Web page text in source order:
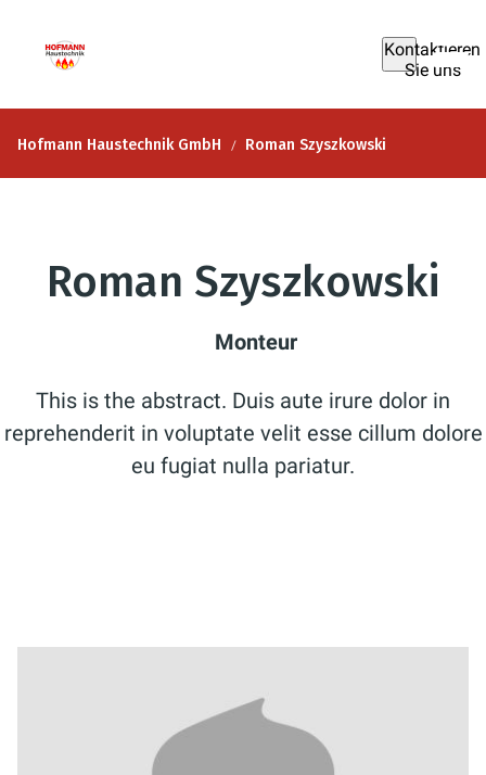
Kontaktieren
Sie uns
Hofmann Haustechnik GmbH Roman Szyszkowski
Roman Szyszkowski
Monteur
This is the abstract. Duis aute irure dolor in
reprehenderit in voluptate velit esse cillum dolore
eu fugiat nulla pariatur.